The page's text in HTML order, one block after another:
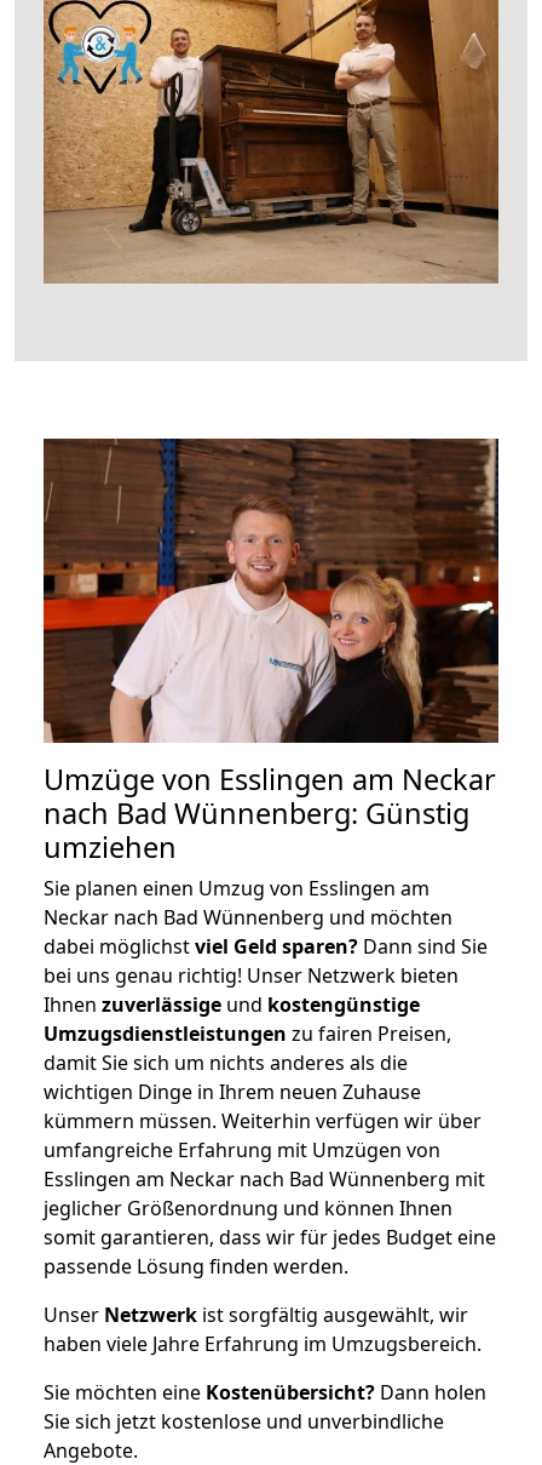
Umzüge von Esslingen am Neckar
nach Bad Wünnenberg: Günstig
umziehen
Sie planen einen Umzug von Esslingen am
Neckar nach Bad Wünnenberg und möchten
dabei möglichstviel Geld sparen? Dann sind Sie
bei uns genau richtig! Unser Netzwerk bieten
Ihnen zuverlässige und kostengünstige
Umzugsdienstleistungen zu fairen Preisen,
damit Sie sich um nichts anderes als die
wichtigen Dinge in Ihrem neuen Zuhause
kümmern müssen. Weiterhin verfügen wir über
umfangreiche Erfahrung mit Umzügen von
Esslingen am Neckar nach Bad Wünnenberg mit
jeglicher Größenordnung und können Ihnen
somit garantieren, dass wir für jedes Budget eine
passende Lösung finden werden.
Unser Netzwerk ist sorgfältig ausgewählt, wir
haben viele Jahre Erfahrung im Umzugsbereich.
Sie möchten eine Kostenübersicht? Dann holen
Sie sich jetzt kostenlose und unverbindliche
Angebote.